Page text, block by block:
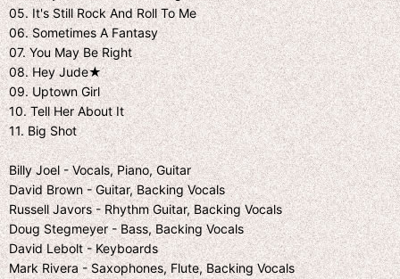
05. It's Still Rock And Roll To Me
06. Sometimes A Fantasy
07. You May Be Right
08. Hey Jude★
09. Uptown Girl
10. Tell Her About It
11. Big Shot
Billy Joel - Vocals, Piano, Guitar
David Brown - Guitar, Backing Vocals
Russell Javors - Rhythm Guitar, Backing Vocals
Doug Stegmeyer - Bass, Backing Vocals
David Lebolt - Keyboards
Mark Rivera - Saxophones, Flute, Backing Vocals